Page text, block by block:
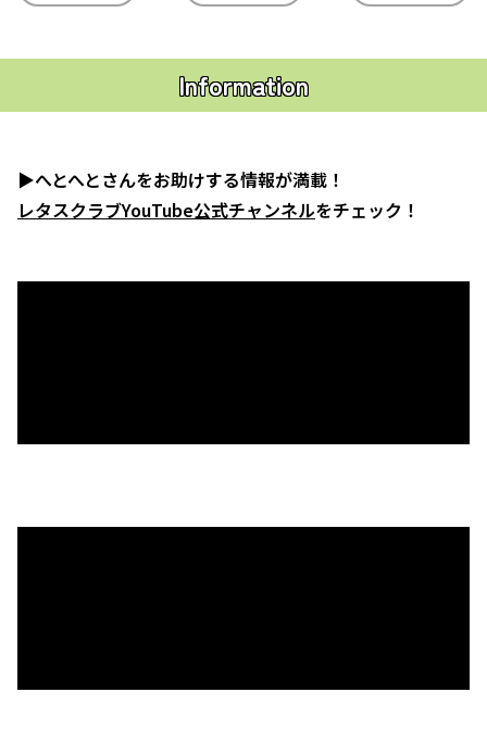
Information
▶へとへとさんをお助けする情報が満載！
レタスクラブYouTube公式チャンネルをチェック！